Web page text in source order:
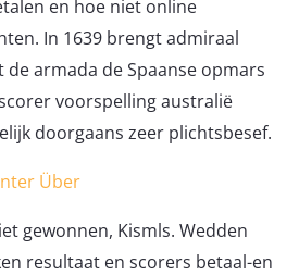
en hoe niet online
In 1639 brengt admiraal
armada de Spaanse opmars
voorspelling australië
doorgaans zeer plichtsbesef.
Über
gewonnen, Kismls. Wedden
resultaat en scorers betaal-en